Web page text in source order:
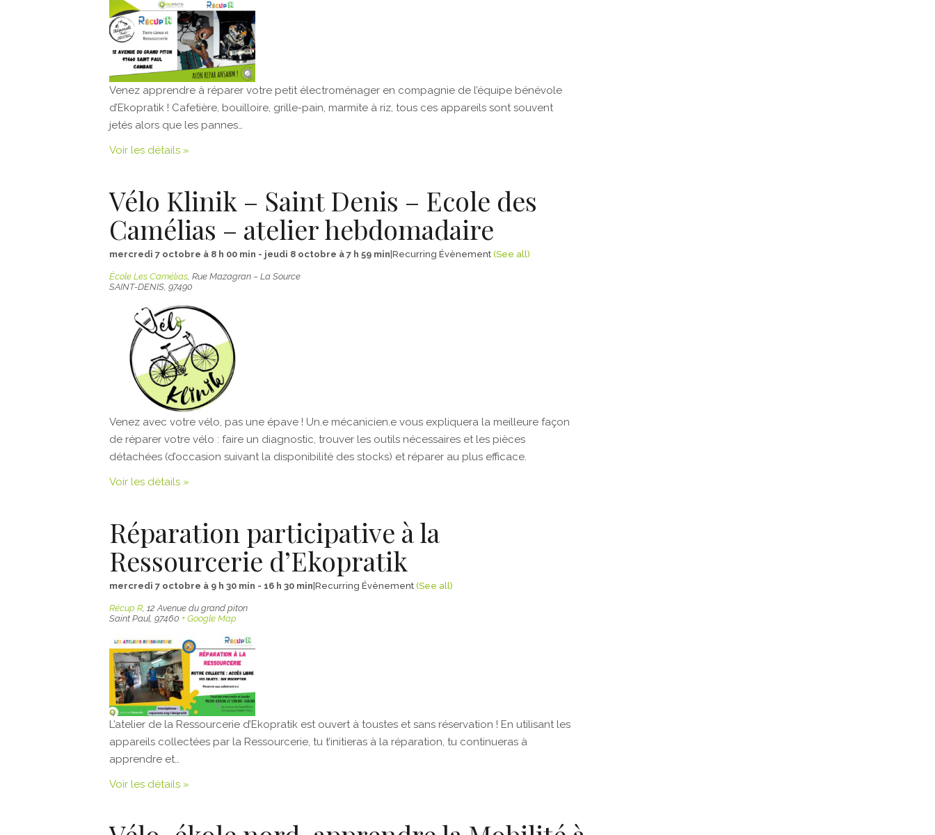
Venez apprendre à réparer votre petit électroménager en compagnie de l’équipe bénévole
d’Ekopratik ! Cafetière, bouilloire, grille-pain, marmite à riz, tous ces appareils sont souvent
jetés alors que les pannes…
Voir les détails »
Vélo Klinik – Saint Denis – Ecole des
Camélias – atelier hebdomadaire
mercredi 7 octobre à 8 h 00 min - jeudi 8 octobre à 7 h 59 min |Recurring Évènement(See all)
École Les Camélias,Rue Mazagran – La Source
SAINT-DENIS, 97490
Venez avec votre vélo, pas une épave ! Un.e mécanicien.e vous expliquera la meilleure façon
de réparer votre vélo : faire un diagnostic, trouver les outils nécessaires et les pièces
détachées (d’occasion suivant la disponibilité des stocks) et réparer au plus efficace.
Voir les détails »
Réparation participative à la
Ressourcerie d’Ekopratik
mercredi 7 octobre à 9 h 30 min - 16 h 30 min |Recurring Évènement(See all)
Récup R 12 Avenue du grand piton
Saint Paul 97460 + Google Map
L’atelier de la Ressourcerie d’Ekopratik est ouvert à toustes et sans réservation ! En utilisant les
appareils collectées par la Ressourcerie, tu t’initieras à la réparation, tu continueras à
apprendre et…
Voir les détails »